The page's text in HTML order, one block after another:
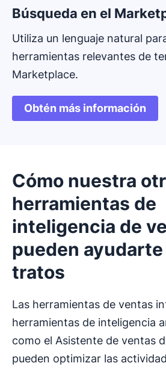
Búsqueda en el
Utiliza un lenguaje natural
herramientas relevantes de
Marketplace.
Obtén más información
Se abre en una
Cómo nuestra
herramientas de
inteligencia de
pueden
tratos
Las herramientas de ventas
herramientas de inteligencia
como el Asistente de ventas
pueden optimizar las